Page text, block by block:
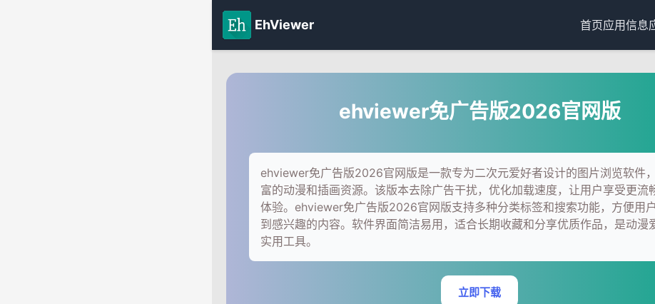
EhViewer 首页应用信息
ehviewer免广告版2026官网版
ehviewer免广告版2026官网版是一款专为二次元爱好者设计的图片浏览软件
富的动漫和插画资源。该版本去除广告干扰，优化加载速度，让用户享受更流
体验。ehviewer免广告版2026官网版支持多种分类标签和搜索功能，方便用
到感兴趣的内容。软件界面简洁易用，适合长期收藏和分享优质作品，是动漫
实用工具。
立即下载